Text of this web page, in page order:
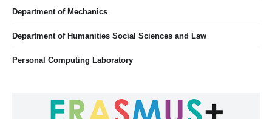
Department of Mechanics
Department of Humanities Social Sciences and Law
Personal Computing Laboratory